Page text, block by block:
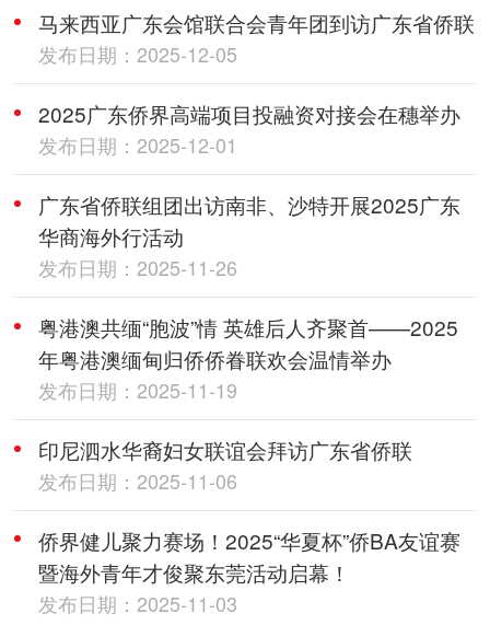
马来西亚广东会馆联合会青年团到访广东省侨联
发布日期：2025-12-05
2025广东侨界高端项目投融资对接会在穗举办
发布日期：2025-12-01
广东省侨联组团出访南非、沙特开展2025广东
华商海外行活动
发布日期：2025-11-26
粤港澳共缅“胞波”情 英雄后人齐聚首——2025
年粤港澳缅甸归侨侨眷联欢会温情举办
发布日期：2025-11-19
印尼泗水华裔妇女联谊会拜访广东省侨联
发布日期：2025-11-06
侨界健儿聚力赛场！2025“华夏杯”侨BA友谊赛
暨海外青年才俊聚东莞活动启幕！
发布日期：2025-11-03